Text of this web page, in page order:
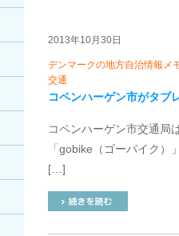
2013年10月30日
デンマークの地方自治情報メ
交通
コペンハーゲン市がタブ
コペンハーゲン市交通局
「gobike（ゴーバイク
[…]